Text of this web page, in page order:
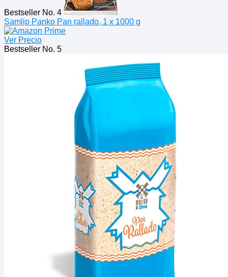
Bestseller No. 4
Samlip Panko Pan rallado, 1 x 1000 g
Ver Precio
Bestseller No. 5